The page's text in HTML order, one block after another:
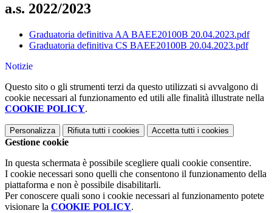
a.s. 2022/2023
Graduatoria definitiva AA BAEE20100B 20.04.2023.pdf
Graduatoria definitiva CS BAEE20100B 20.04.2023.pdf
Notizie
Questo sito o gli strumenti terzi da questo utilizzati si avvalgono di
cookie necessari al funzionamento ed utili alle finalità illustrate nella
COOKIE POLICY.
Personalizza Rifiuta tutti i cookies Accetta tutti i cookies
Gestione cookie
In questa schermata è possibile scegliere quali cookie consentire.
I cookie necessari sono quelli che consentono il funzionamento della
piattaforma e non è possibile disabilitarli.
Per conoscere quali sono i cookie necessari al funzionamento potete
visionare la COOKIE POLICY.